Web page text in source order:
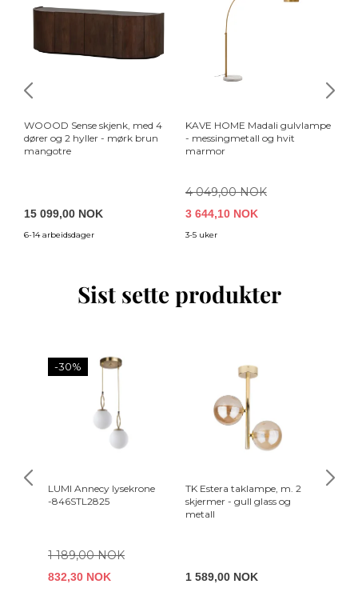
WOOOD Sense skjenk, med 4
dører og 2 hyller - mørk brun
mangotre
15 099,00 NOK
6-14 arbeidsdager
KAVE HOME Madali gulvlampe
- messingmetall og hvit
marmor
4 049,00 NOK
3 644,10 NOK
3-5 uker
Sist sette produkter
-30%
LUMI Annecy lysekrone
-846STL2825
1 189,00 NOK
832,30 NOK
TK Estera taklampe, m. 2
skjermer - gull glass og
metall
1 589,00 NOK